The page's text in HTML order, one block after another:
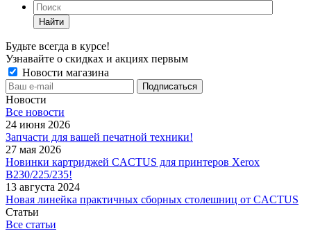
Найти
Будьте всегда в курсе!
Узнавайте о скидках и акциях первым
Новости магазина
Новости
Все новости
24 июня 2026
Запчасти для вашей печатной техники!
27 мая 2026
Новинки картриджей CACTUS для принтеров Xerox
B230/225/235!
13 августа 2024
Новая линейка практичных сборных столешниц от CACTUS
Статьи
Все статьи